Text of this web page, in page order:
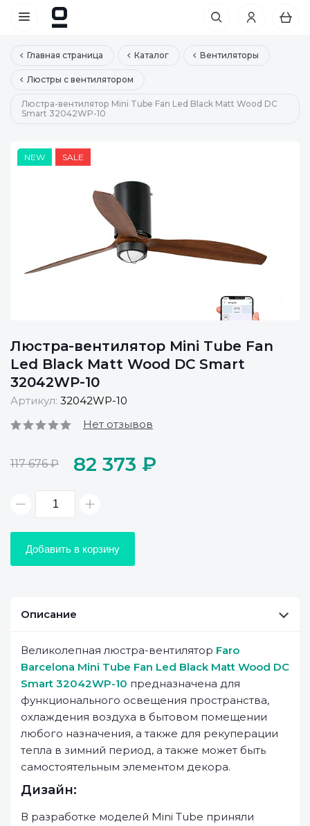
Главная страница Каталог Вентиляторы
Люстры с вентилятором
Люстра-вентилятор Mini Tube Fan Led Black Matt Wood DC
Smart 32042WP-10
NEW SALE
Люстра-вентилятор Mini Tube Fan
Led Black Matt Wood DC Smart
32042WP-10
Артикул: 32042WP-10
Нет отзывов
117 676 ₽ 82 373 ₽
Добавить в корзину
Описание
Великолепная люстра-вентилятор Faro
Barcelona Mini Tube Fan Led Black Matt Wood DC
Smart 32042WP-10 предназначена для
функционального освещения пространства,
охлаждения воздуха в бытовом помещении
любого назначения, а также для рекуперации
тепла в зимний период, а также может быть
самостоятельным элементом декора.
Дизайн:
В разработке моделей Mini Tube приняли